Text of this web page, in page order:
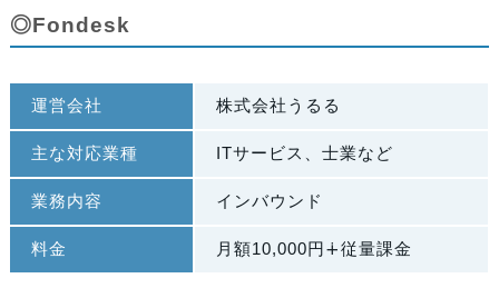
◎Fondesk
運営会社 株式会社うるる
主な対応業種 ITサービス、士業など
業務内容 インバウンド
料金 月額10,000円∔従量課金